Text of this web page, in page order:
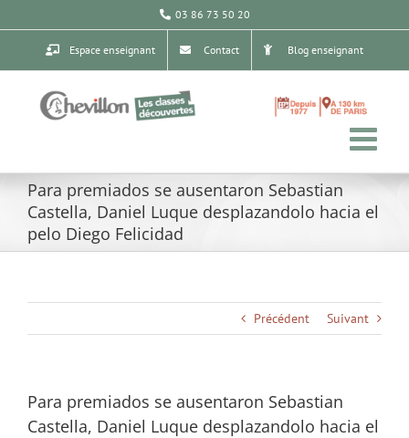
au
03 86 73 50 20
Espace enseignant Contact Blog enseignant
Para premiados se ausentaron Sebastian
Castella, Daniel Luque desplazandolo hacia el
pelo Diego Felicidad
Précédent Suivant
Para premiados se ausentaron Sebastian
Castella, Daniel Luque desplazandolo hacia el